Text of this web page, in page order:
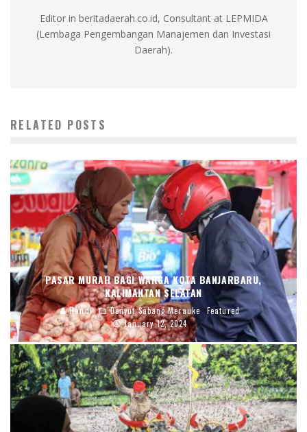
Editor in beritadaerah.co.id, Consultant at LEPMIDA
(Lembaga Pengembangan Manajemen dan Investasi
Daerah).
RELATED POSTS
PASAR MURAH BAGI WARGA KOTA BANJARBARU,
KALIMANTAN SELATAN
Handi Denyut Sabang Merauke
Featured
January 12, 2024